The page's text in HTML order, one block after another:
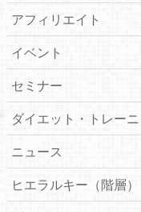
アフィリエイト
イベント
セミナー
ダイエット・トレー
ニュース
ヒエラルキー（階層）